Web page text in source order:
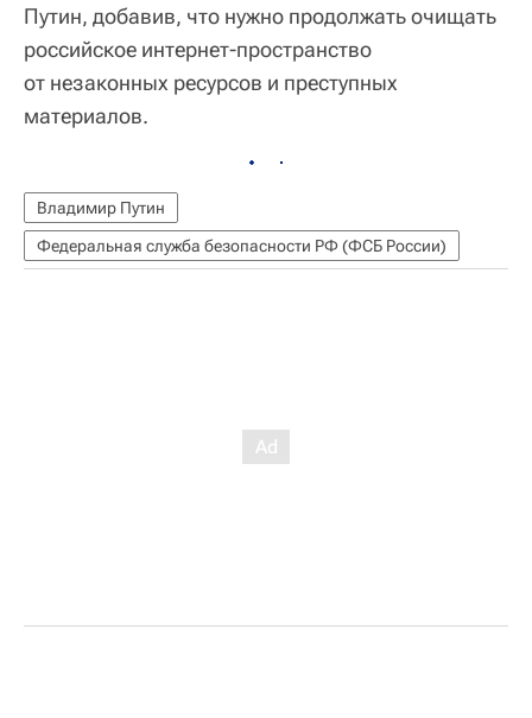
Путин, добавив, что нужно продолжать очищать
российское интернет-пространство
от незаконных ресурсов и преступных
материалов.
Владимир Путин
Федеральная служба безопасности РФ (ФСБ России)